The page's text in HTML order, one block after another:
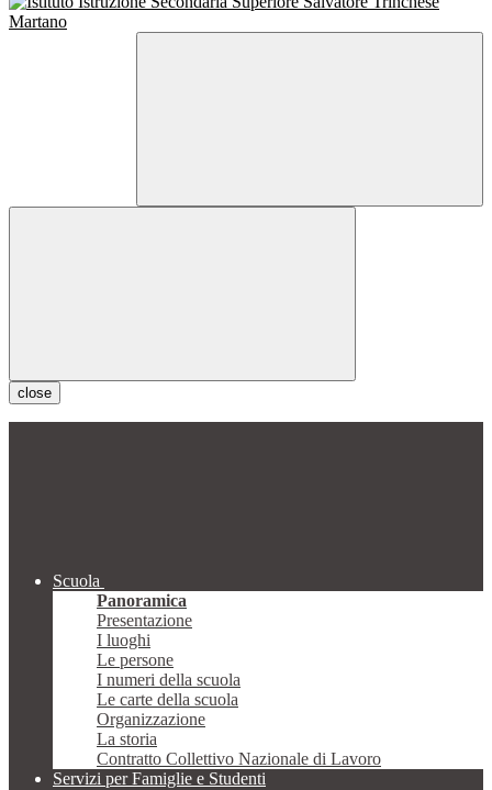
close
Scuola
Panoramica
Presentazione
I luoghi
Le persone
I numeri della scuola
Le carte della scuola
Organizzazione
La storia
Contratto Collettivo Nazionale di Lavoro
Servizi per Famiglie e Studenti